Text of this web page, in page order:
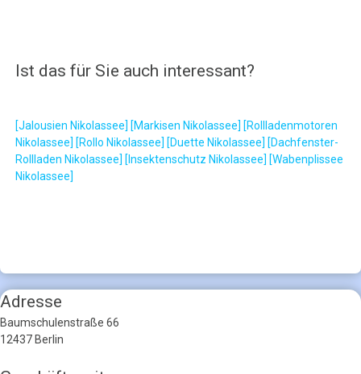
Ist das für Sie auch interessant?
[Jalousien Nikolassee] [Markisen Nikolassee] [Rollladenmotoren
Nikolassee] [Rollo Nikolassee] [Duette Nikolassee] [Dachfenster-
Rollladen Nikolassee] [Insektenschutz Nikolassee] [Wabenplissee
Nikolassee]
Adresse
Baumschulenstraße 66
12437 Berlin